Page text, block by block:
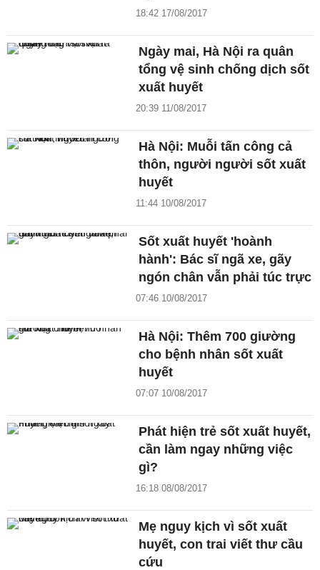
18:42 17/08/2017
Ngày mai, Hà Nội ra quân
tổng vệ sinh chống dịch sốt
xuất huyết
20:39 11/08/2017
Hà Nội: Muỗi tấn công cả
thôn, người người sốt xuất
huyết
11:44 10/08/2017
Sốt xuất huyết 'hoành
hành': Bác sĩ ngã xe, gãy
ngón chân vẫn phải túc trực
07:46 10/08/2017
Hà Nội: Thêm 700 giường
cho bệnh nhân sốt xuất
huyết
07:07 10/08/2017
Phát hiện trẻ sốt xuất huyết,
cần làm ngay những việc
gì?
16:18 08/08/2017
Mẹ nguy kịch vì sốt xuất
huyết, con trai viết thư cầu
cứu